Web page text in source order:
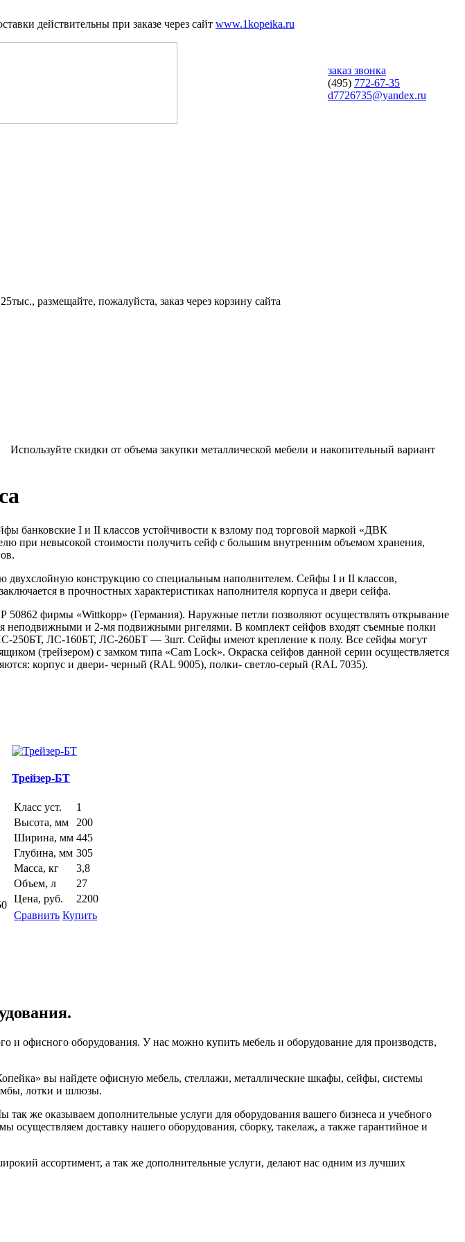
действительны при заказе через сайт www.1kopeika.ru
заказ звонка
(495) 772-67-35
d7726735@yandex.ru
размещайте, пожалуйста, заказ через корзину сайта
Используйте скидки от объема закупки металлической мебели и накопительный вариант
банковские I и II классов устойчивости к взлому под торговой маркой «ДВК
при невысокой стоимости получить сейф с большим внутренним объемом хранения,
двухслойную конструкцию со специальным наполнителем. Cейфы I и II классов,
в прочностных характеристиках наполнителя корпуса и двери сейфа.
фирмы «Wittkopp» (Германия). Наружные петли позволяют осуществлять открывание
неподвижными и 2-мя подвижными ригелями. В комплект сейфов входят съемные полки
250БТ, ЛС-160БТ, ЛС-260БТ — 3шт. Сейфы имеют крепление к полу. Все сейфы могут
(трейзером) с замком типа «Cam Lock». Окраска сейфов данной серии осуществляется
корпус и двери- черный (RAL 9005), полки- светло-серый (RAL 7035).
Трейзер-БТ
Класс уст.
1
Высота, мм
200
Ширина, мм 445
Глубина, мм 305
Масса, кг
3,8
Объем, л
27
Цена, руб.
2200
Сравнить Купить
и офисного оборудования. У нас можно купить мебель и оборудование для производств,
вы найдете офисную мебель, стеллажи, металлические шкафы, сейфы, системы
лотки и шлюзы.
же оказываем дополнительные услуги для оборудования вашего бизнеса и учебного
осуществляем доставку нашего оборудования, сборку, такелаж, а также гарантийное и
ассортимент, а так же дополнительные услуги, делают нас одним из лучших